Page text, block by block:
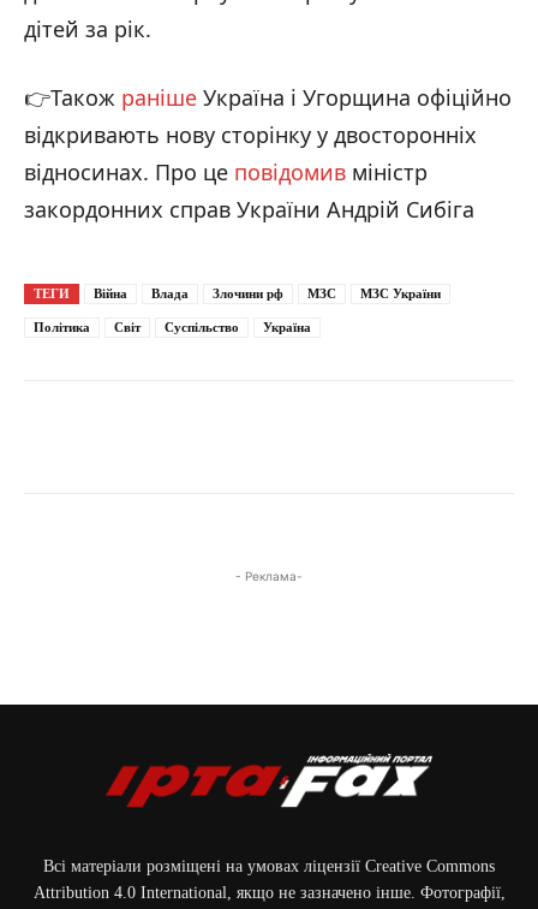
дітей за рік.
👉Також раніше Україна і Угорщина офіційно
відкривають нову сторінку у двосторонніх
відносинах. Про це повідомив міністр
закордонних справ України Андрій Сибіга
ТЕГИ Війна Влада Злочини рф МЗС МЗС України
Політика Світ Суспільство Україна
- Реклама-
Всі матеріали розміщені на умовах ліцензії Creative Commons
Attribution 4.0 International, якщо не зазначено інше. Фотографії,